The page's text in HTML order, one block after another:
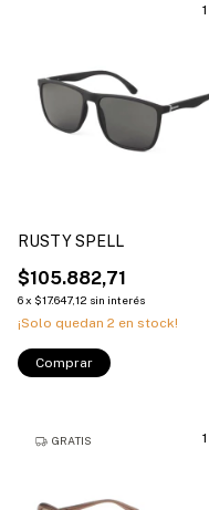
1
RUSTY SPELL
$105.882,71
6x $17.647,12 sin interés
¡Solo quedan 2 en stock!
Comprar
1
GRATIS